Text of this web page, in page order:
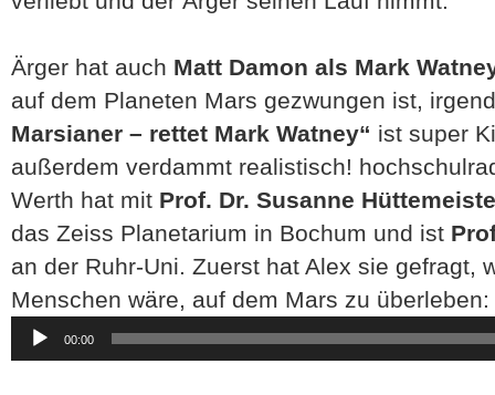
Ärger hat auch Matt Damon als Mark
auf dem Planeten Mars gezwungen ist,
Marsianer – rettet Mark Watney“ ist super
außerdem verdammt realistisch!
Werth hat mit Prof. Dr. Susanne
das Zeiss Planetarium in Bochum und ist
an der Ruhr-Uni. Zuerst hat Alex sie gefragt,
Menschen wäre, auf dem Mars zu überleben:
Audio-
Player
00:00